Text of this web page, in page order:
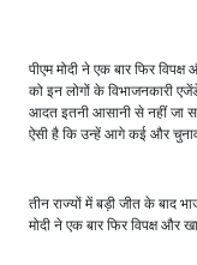
पीएम मोदी ने एक बार फिर
को इन लोगों के विभाजनकारी
आदत इतनी आसानी से नहीं जा
ऐसी है कि उन्हें आगे कई और
तीन राज्यों में बड़ी जीत के बाद
मोदी ने एक बार फिर विपक्ष और